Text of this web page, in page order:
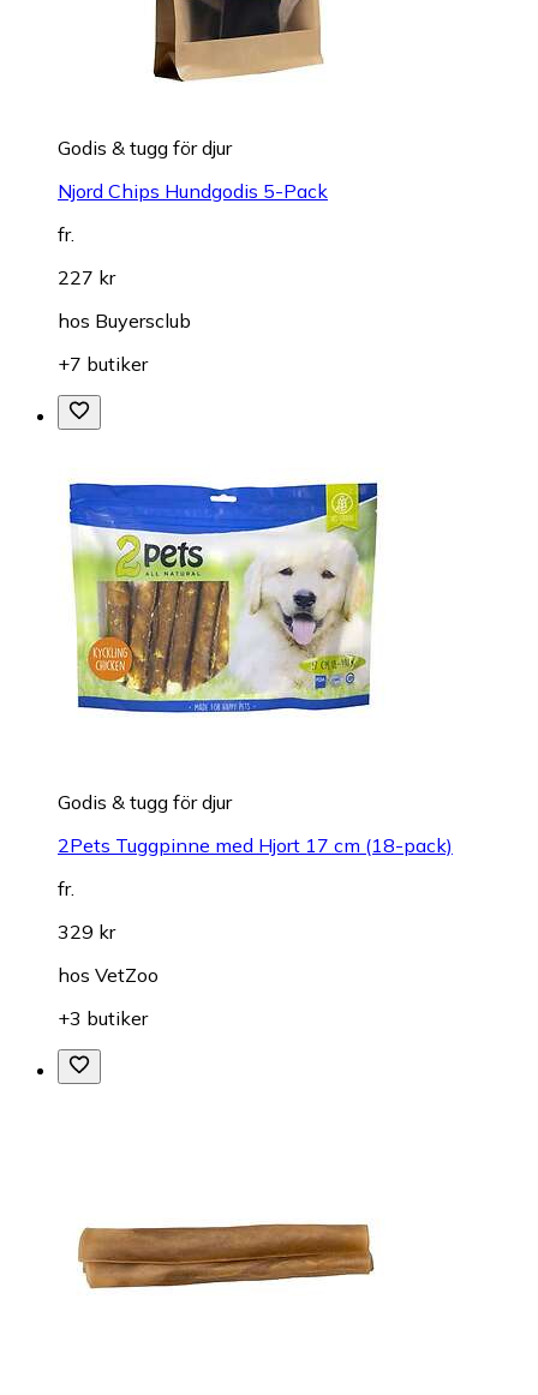
Godis & tugg för djur
Njord Chips Hundgodis 5-Pack
fr.
227 kr
hos Buyersclub
+7 butiker
Godis & tugg för djur
2Pets Tuggpinne med Hjort 17 cm (18-pack)
fr.
329 kr
hos VetZoo
+3 butiker